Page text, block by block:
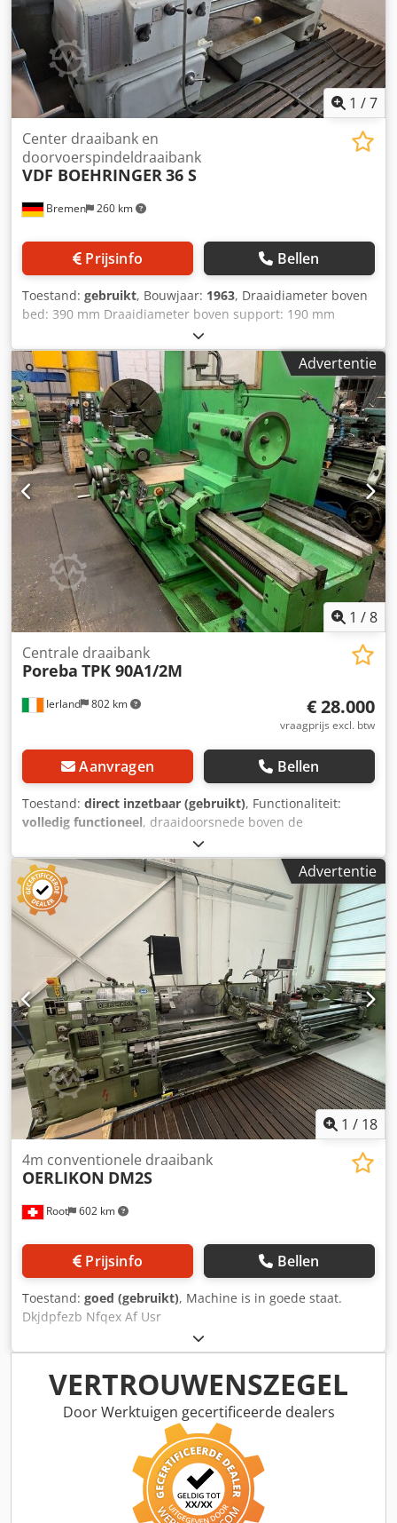
1 /7
Bremen 260 km
Center draaibank en
doorvoerspindeldraaibank
VDF BOEHRINGER36 S
Prijsinfo Bellen
Toestand: gebruikt, Bouwjaar: 1963, Draaidiameter boven
bed: 390 mm Draaidiameter boven support: 190 mm
Draailengte: 1000 mm Draaidiameter in uitsparing: 460
mm Spindelkop DIN 55026 Gr. 6 Spindelboring: 52 mm
Toerentalbereik: 11,2 - 2240 omw/min
Aandrijvingsvermogen: 7,5 kW Bedbreedte: 355 mm
Afmetingen (L x B x H): 2,8 x 1,3 x 1,6 m Machinegewicht ca.
1,9 t Accessoires: Dkjdpfsy Tyyqox Af Uor - Multifix "B" -
Driebekkenklauwplaat Ø 250 mm - Koelinstallatie -
Heidenhain 2-assige digitale uitlezing - Diverse beksets - 5
st. gereedschaphouders - Spaangebakschaal
Advertentie
1 /8
Ierland 802 km
Centrale draaibank
Poreba TPK 90A1/2M
€ 28.000
vraagprijs excl. btw
Aanvragen Bellen
Toestand: direct inzetbaar (gebruikt), Functionaliteit:
volledig functioneel, draaidoorsnede boven de
, draaidiameter boven het bed-slede:
900 mm, draailengte:2.000 mm, spilsnelheid (max.):710
rpm, totaalgewicht:7.000 kg, Poreba TPK 90A1/2M
Klauwplaat 800 mm 2000 mm tussen centers Draaicirkel
over bed 900 mm Draaicirkel over zadel 660 mm
Spindelsnelheid 710 tpm Gewicht ca. 7000 kg Dkodpjwbd
Dvsfx Af Uor
Advertentie
1 / 18
Root 602 km
4m conventionele draaibank
OERLIKON DM2S
Prijsinfo Bellen
Toestand: goed (gebruikt), Machine is in goede staat.
Dkjdpfezb Nfqex Af Usr
VERTROUWENSZEGEL
Door Werktuigen gecertificeerde dealers